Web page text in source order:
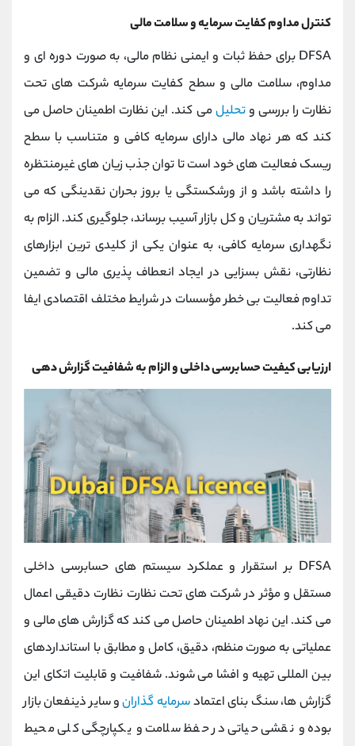
کنترل مداوم کفایت سرمایه و سلامت مالی
DFSA برای حفظ ثبات و ایمنی نظام مالی، به‌ صورت دوره ‌ای و
مداوم، سلامت مالی و سطح کفایت سرمایه شرکت‌ های تحت
نظارت را بررسی وتحلیلمی‌ کند. این نظارت اطمینان حاصل می‌
کند که هر نهاد مالی دارای سرمایه کافی و متناسب با سطح
ریسک فعالیت‌ های خود است تا توان جذب زیان‌ های غیرمنتظره
را داشته باشد و از ورشکستگی یا بروز بحران نقدینگی که می
‌تواند به مشتریان و کل بازار آسیب برساند، جلوگیری کند. الزام به
نگهداری سرمایه کافی، به عنوان یکی از کلیدی ‌ترین ابزارهای
نظارتی، نقش بسزایی در ایجاد انعطاف‌ پذیری مالی و تضمین
تداوم فعالیت بی ‌خطر مؤسسات در شرایط مختلف اقتصادی ایفا
می‌ کند.
ارزیابی کیفیت حسابرسی داخلی و الزام به شفافیت گزارش ‌دهی
DFSA بر استقرار و عملکرد سیستم ‌های حسابرسی داخلی
مستقل و مؤثر در شرکت ‌های تحت نظارت نظارت دقیقی اعمال
می‌ کند. این نهاد اطمینان حاصل می ‌کند که گزارش ‌های مالی و
عملیاتی به‌ صورت منظم، دقیق، کامل و مطابق با استانداردهای
بین ‌المللی تهیه و افشا می ‌شوند. شفافیت و قابلیت اتکای این
گزارش‌ ها، سنگ بنای اعتمادسرمایه ‌گذارانو سایر ذینفعان بازار
بوده و نقشی حیاتی در حفظ سلامت و یکپارچگی کلی محیط